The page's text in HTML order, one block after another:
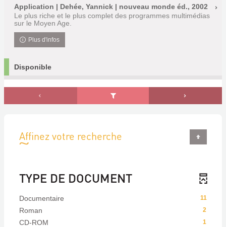
Application | Dehée, Yannick | nouveau monde éd., 2002
Le plus riche et le plus complet des programmes multimédias
sur le Moyen Age.
Plus d'infos
Disponible
Affinez votre recherche
TYPE DE DOCUMENT
11
Documentaire
2
Roman
1
CD-ROM